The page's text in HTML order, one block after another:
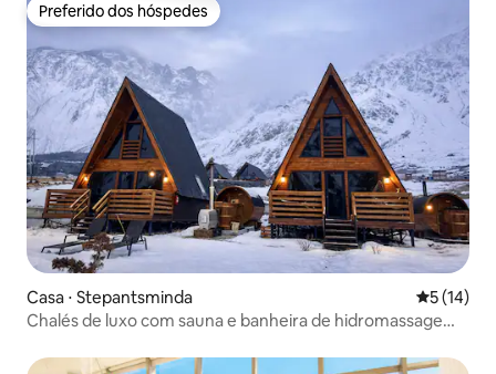
Preferido dos hóspedes
Preferido dos hóspedes
Casa ⋅ Stepantsminda 5 de uma
5 (14)
Chalés de luxo com sauna e banheira de hidromassagem |